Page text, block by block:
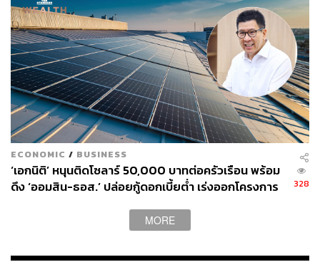
ECONOMIC / BUSINESS
‘เอกนิติ’ หนุนติดโซลาร์ 50,000 บาทต่อครัวเรือน พร้อม
ดึง ‘ออมสิน-ธอส.’ ปล่อยกู้ดอกเบี้ยต่ำ เร่งออกโครงการ
328
MORE